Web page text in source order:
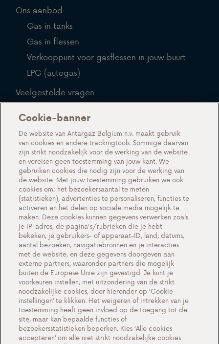
Ons aanbod
Gas in tanks
Gas in flessen
Verkooppunt voor gasflessen in jouw buurt
LPG (autogas)
Veelgestelde vragen
Blog
Over ons
Maak kennis met Antargaz
Een duurzame toekomst
Testimonials
Acties
Events
Werken bij Antargaz
Contact
Cookie-instellingen
Belangrijke documenten en algemene
voorwaarden
Privacy en cookiebeleid BE
Cookie-banner
De website van Antargaz Belgium n.v. maakt gebruik
van cookies en andere trackingtools. Sommige daarvan
zijn strikt noodzakelijk voor de werking van de website
en vereisen geen toestemming van jouw kant. We
gebruiken cookies die nodig zijn voor de werking van
de website. Met jouw toestemming gebruiken we ook
cookies om: het bezoekersaantal te meten
(statistieken), advertenties te personaliseren, functies te
activeren en het delen op sociale media mogelijk te
maken. Deze cookies kunnen gegevens verwerken zoals
je IP-adres, de pagina's/rubrieken die je hebt
bekeken, je gebruikers- of apparaat-ID, land, datums,
aantal bezoeken, navigatiebronnen en je interacties
met de website, en deze gegevens doorgeven aan
externe partners, waaronder partners die mogelijk
buiten de Europese Unie zijn gevestigd. Je kunt je
voorkeuren instellen, met uitzondering van de strikt
noodzakelijke cookies, door hieronder op ‘Cookie-
instellingen’ te klikken. Het weigeren of intrekken van je
toestemming heeft geen invloed op de toegang tot de
site, maar kan bepaalde functies of
bezoekersstatistieken beperken. Kies ‘Alle cookies
accepteren’ om alle niet strikt noodzakelijke cookies